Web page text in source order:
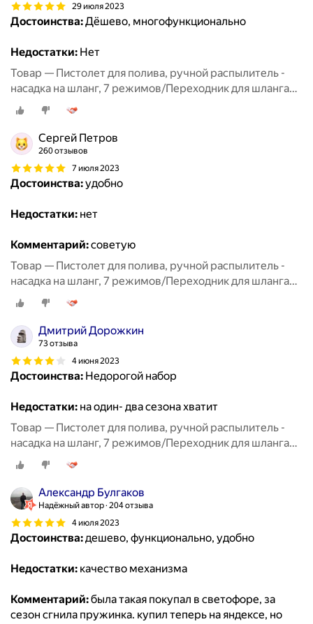
29 июля 2023
Достоинства:Дёшево, многофункционально
Недостатки: Нет
Товар — Пистолет для полива, ручной распылитель -
насадка на шланг, 7 режимов/Переходник для шланга
3шт/Полив и орошение сада
Сергей Петров
260 отзывов
7 июля 2023
Достоинства:удобно
Недостатки: нет
Комментарий:советую
Товар — Пистолет для полива, ручной распылитель -
насадка на шланг, 7 режимов/Переходник для шланга
3шт/Полив и орошение сада
Дмитрий Дорожкин
73 отзыва
4 июня 2023
Достоинства: Недорогой набор
Недостатки: на один- два сезона хватит
Товар — Пистолет для полива, ручной распылитель -
насадка на шланг, 7 режимов/Переходник для шланга
3шт/Полив и орошение сада
Александр Булгаков
Надёжный автор 204 отзыва
4 июля 2023
Достоинства:дешево, функционально, удобно
Недостатки: качество механизма
Комментарий:была такая покупал в светофоре, за
сезон сгнила пружинка. купил теперь на яндексе, но